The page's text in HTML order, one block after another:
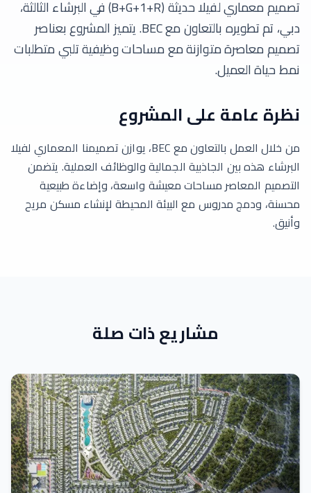
تصميم معماري لفيلا حديثة (B+G+1+R) في البرشاء الثالثة،
دبي، تم تطويره بالتعاون مع BEC. يتميز المشروع بعناصر
تصميم معاصرة متوازنة مع مساحات وظيفية تلبي متطلبات
نمط حياة العميل.
نظرة عامة على المشروع
من خلال العمل بالتعاون مع BEC، يوازن تصميمنا المعماري لفيلا
البرشاء هذه بين الجاذبية الجمالية والوظائف العملية. يتضمن
التصميم المعاصر مساحات معيشة واسعة، وإضاءة طبيعية
محسنة، ودمج مدروس مع البيئة المحيطة لإنشاء مسكن مريح
وأنيق.
مشاريع ذات صلة